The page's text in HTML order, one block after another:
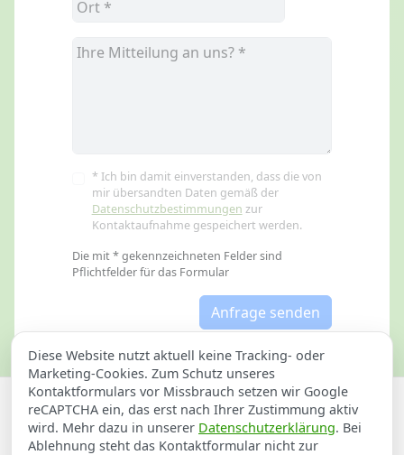
* Ich bin damit einverstanden, dass die von
mir übersandten Daten gemäß der
Datenschutzbestimmungen zur
Kontaktaufnahme gespeichert werden.
Die mit * gekennzeichneten Felder sind
Pflichtfelder für das Formular
Anfrage senden
Datenschutzerklärung Impressum
Abflussreinigung für Bühlerzell
Diese Website nutzt aktuell keine Tracking- oder
Marketing-Cookies. Zum Schutz unseres
Kontaktformulars vor Missbrauch setzen wir Google
reCAPTCHA ein, das erst nach Ihrer Zustimmung aktiv
wird. Mehr dazu in unserer Datenschutzerklärung. Bei
Ablehnung steht das Kontaktformular nicht zur